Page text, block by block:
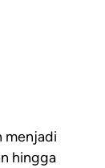
menjadi
hingga